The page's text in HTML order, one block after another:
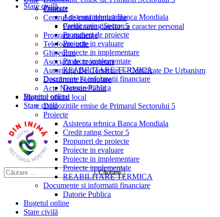
Stare civilă
Proiecte
Asistenta tehnica Banca Mondiala
Credit rating Sector 5
Propuneri de proiecte
Proiecte in evaluare
Proiecte in implementare
Proiecte implementate
REABILITARE TERMICA
Documente si informatii financiare
Datorie Publica
Bugetul online
Stare civilă
Contact
Centrul de confidențialitate
Prelucrarea datelor cu caracter personal
Program audiențe
Telefoane utile
Ghișeul.ro
Asociații de proprietari
Autorizații De Construire – Certificate De Urbanism
Descărcare Formulare
Acte Necesare/Ghid
Monitor oficial local
Dispozitiile emise de Primarul Sectorului 5
Proiecte
Asistenta tehnica Banca Mondiala
Credit rating Sector 5
Propuneri de proiecte
Proiecte in evaluare
Proiecte in implementare
Proiecte implementate
REABILITARE TERMICA
Documente si informatii financiare
Datorie Publica
Bugetul online
Stare civilă